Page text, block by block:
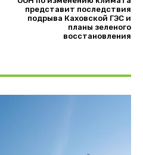
представит последствия
подрыва Каховской ГЭС и
планы зеленого
восстановления